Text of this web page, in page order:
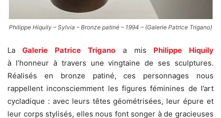
Philippe Hiquily – Sylvia – Bronze patiné – 1994 – (Galerie Patrice Trigano)
La Galerie Patrice Trigano a mis
Philippe Hiquily
à l’honneur à travers une vingtaine de ses sculptures.
Réalisés en bronze patiné, ces personnages nous
rappellent inconsciemment les figures féminines de l’art
cycladique : avec leurs têtes géométrisées, leur épure et
leur corps stylisés, elles nous font songer à de gracieuses